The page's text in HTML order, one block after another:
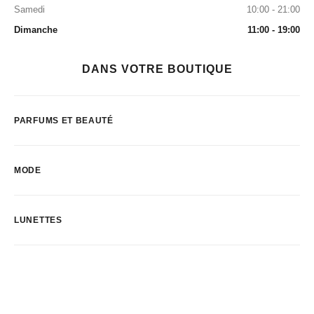
Samedi
10:00 - 21:00
Dimanche
11:00 - 19:00
DANS VOTRE BOUTIQUE
PARFUMS ET BEAUTÉ
MODE
LUNETTES